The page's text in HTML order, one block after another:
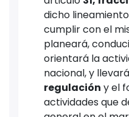
dicho
cumplir con el
planeará,
orientará la
nacional, y
regulación y el
actividades que